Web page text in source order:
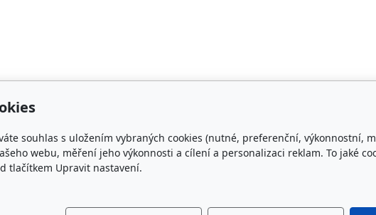
Plemenná kniha
souhlas s uložením vybraných cookies (nutné, preferenční, výkonnostní,
webu, měření jeho výkonnosti a cílení a personalizaci reklam. To jaké
tlačítkem Upravit nastavení.